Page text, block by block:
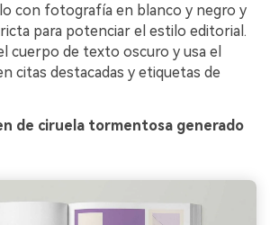
con fotografía en blanco y negro y
para potenciar el estilo editorial.
cuerpo de texto oscuro y usa el
citas destacadas y etiquetas de
de ciruela tormentosa generado